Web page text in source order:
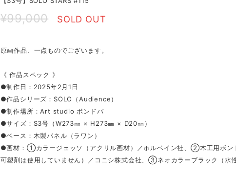
¥99,000 SOLD OUT
原画作品、一点ものでございます。
《 作品スペック 》
●制作日：2025年2月1日
●作品シリーズ：SOLO（Audience）
●制作場所：Art studio ボンドバ
●サイズ：S3号（W273㎜ × H273㎜ × D20㎜）
●ベース：木製パネル（ラワン）
●画材：①カラージェッソ（アクリル画材）／ホルベイン社、②木工用ボン
可塑剤は使用していません）／コニシ株式会社、③ネオカラーブラック（水